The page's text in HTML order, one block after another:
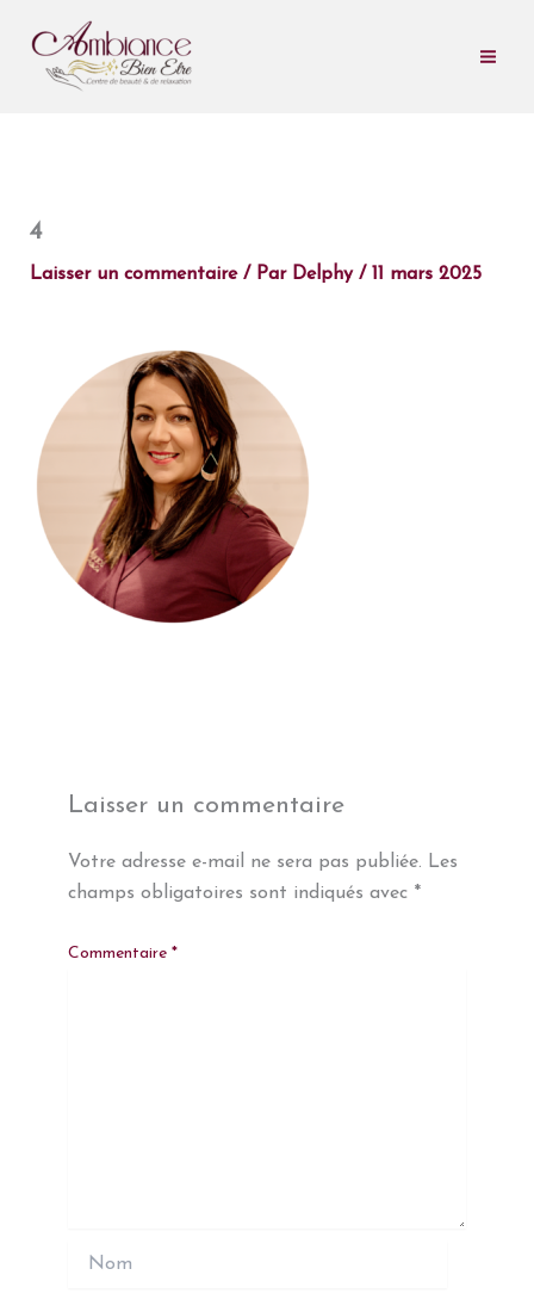
contenu
4
Laisser un commentaire / Par Delphy / 11 mars 2025
Laisser un commentaire
Votre adresse e-mail ne sera pas publiée. Les
champs obligatoires sont indiqués avec *
Commentaire *
Nom